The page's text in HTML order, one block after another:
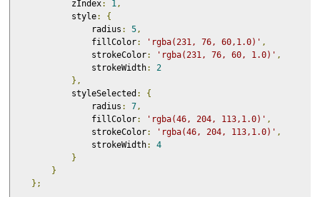
            zIndex
: 1 ,
            style
:
{
                radius
: 5 ,
                fillColor
: 'rgba(231, 76, 60,1.0)' ,
                strokeColor
: 'rgba(231, 76, 60, 1.0)' ,
                strokeWidth
:
2
},
            styleSelected
:
{
                radius
: 7 ,
                fillColor
: 'rgba(46, 204, 113,1.0)' ,
                strokeColor
: 'rgba(46, 204, 113,1.0)' ,
                strokeWidth
:
4
}
}
};